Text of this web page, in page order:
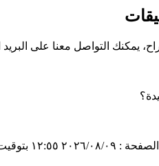
يمكنك التواصل معنا على
: ٢٠٢٦/٠٨/٠٩ ١٢:٥٥